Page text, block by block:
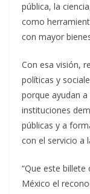
pública, la
como
con mayor
Con esa visión,
políticas y
porque ayudan
instituciones
públicas y a
con el servicio a
“Que este
México el